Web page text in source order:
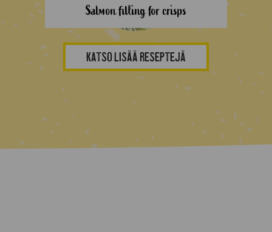
Salmon filling for crisps
KATSO LISÄÄ RESEPTEJÄ